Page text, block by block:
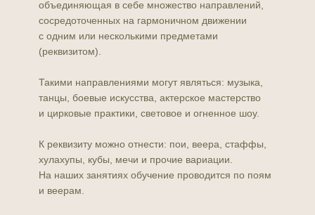
объединяющая в себе множество направлений,
сосредоточенных на гармоничном движении
с одним или несколькими предметами
(реквизитом).
Такими направлениями могут являться: музыка,
танцы, боевые искусства, актерское мастерство
и цирковые практики, световое и огненное шоу.
К реквизиту можно отнести: пои, веера, стаффы,
хулахупы, кубы, мечи и прочие вариации.
На наших занятиях обучение проводится по поям
и веерам.